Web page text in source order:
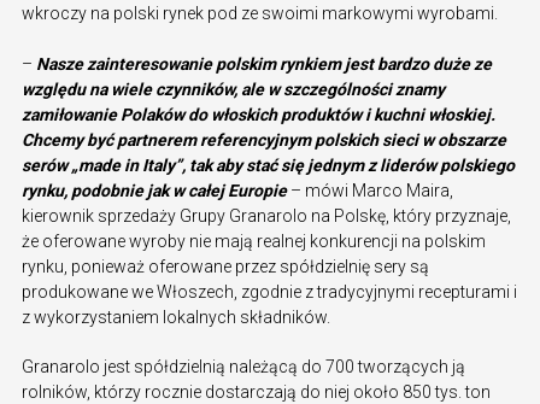
wkroczy na polski rynek pod ze swoimi markowymi wyrobami.
– Nasze zainteresowanie polskim rynkiem jest bardzo duże ze
względu na wiele czynników, ale w szczególności znamy
zamiłowanie Polaków do włoskich produktów i kuchni włoskiej.
Chcemy być partnerem referencyjnym polskich sieci w obszarze
serów „made in Italy”, tak aby stać się jednym z liderów polskiego
rynku, podobnie jak w całej Europie– mówi Marco Maira,
kierownik sprzedaży Grupy Granarolo na Polskę, który przyznaje,
że oferowane wyroby nie mają realnej konkurencji na polskim
rynku, ponieważ oferowane przez spółdzielnię sery są
produkowane we Włoszech, zgodnie z tradycyjnymi recepturami i
z wykorzystaniem lokalnych składników.
Granarolo jest spółdzielnią należącą do 700 tworzących ją
rolników, którzy rocznie dostarczają do niej około 850 tys. ton